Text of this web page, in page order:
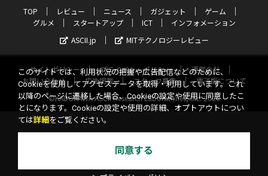
TOP レビュー ニュース ガジェット
ゲーム
グルメ
スタートアップ ICT
インフォメーション
ASCII.jp
MITテクノロジーレビュー
サイトポリシー プライバシーポリシー
運営会社
お問い合わせ
広告掲載 スタッフ募集
電子版について
©KADOKAWA ASCII Research Laboratories, Inc. 2026
このサイトでは、利用状況の把握や広告配信などのために、
Cookieを使用してアクセスデータを取得・利用しています。これ
以降のページに遷移した場合、Cookieの設定や使用に同意したこ
とになります。Cookieの設定や使用の詳細、オプトアウトについ
ては詳細 をご覧ください。
同意する